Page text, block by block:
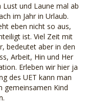
und Laune mal ab
im Jahr in Urlaub.
eben nicht so aus,
ist. Viel Zeit mit
bedeutet aber in den
Arbeit, Hin und Her
Erleben wir hier ja
des UET kann man
gemeinsamen Kind